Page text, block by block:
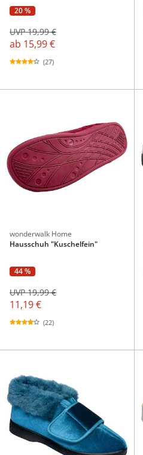
20 %
ab 15,99 €
UVP 19,99 €
(27)
wonderwalk Home
Hausschuh "Kuschelfein"
44 %
11,19 €
UVP 19,99 €
(22)